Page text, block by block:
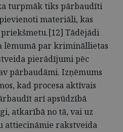
turpmāk tiks pārbaudīti
materiāli, kas
Tādējādi
lēmumā par krimināllietas
pierādījumi pēc
pārbaudāmi. Izņēmums
kad procesa aktīvais
arī apsūdzībā
atkarībā no tā, vai uz
attiecināmie rakstveida